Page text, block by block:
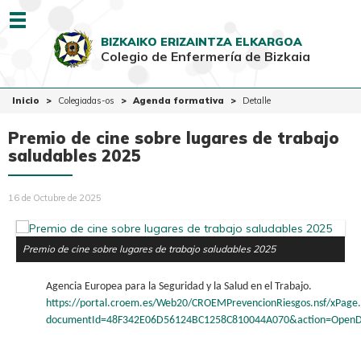
EUSK CAST
Colegiadas-os
BIZKAIKO ERIZAINTZA ELKARGOA
Colegio de Enfermería de Bizkaia
Inicio Colegiadas-os Agenda formativa Detalle
Premio de cine sobre lugares de trabajo
saludables 2025
16 de Octubre de 2025
Premio de cine sobre lugares de trabajo saludables 2025
Agencia Europea para la Seguridad y la Salud en el Trabajo.
https://portal.croem.es/Web20/CROEMPrevencionRiesgos.nsf/